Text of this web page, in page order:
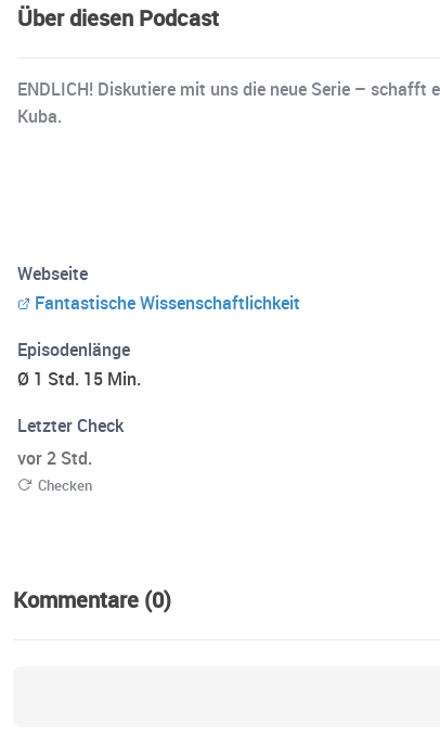
Über diesen Podcast
ENDLICH! Diskutiere mit uns die neue Serie –
Kuba.
Webseite
Fantastische Wissenschaftlichkeit
Episodenlänge
Ø 1 Std. 15 Min.
Letzter Check
vor 2 Std.
Checken
Kommentare (0)